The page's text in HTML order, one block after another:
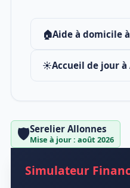
🏠Aide à domicile
☀️Accueil de jour
🛡️Serelier Allonnes
Mise à jour : août 2026
Simulateur